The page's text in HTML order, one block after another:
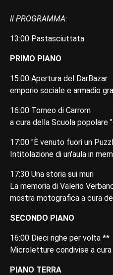
Il PROGRAMMA:
13:00 Pastasciuttata
PRIMO PIANO
15:00 Apertura del DarBazar
emporio sociale e armadio
16:00 Torneo di Carrom
a cura della Scuola popolare
17:00 "È venuto fuori un
Intitolazione di un'aula in
17:30 Una storia sui muri
La memoria di Valerio
mostra motografica a cura
SECONDO PIANO
16:00 Dieci righe per volta **
Microletture condivise a
PIANO TERRA